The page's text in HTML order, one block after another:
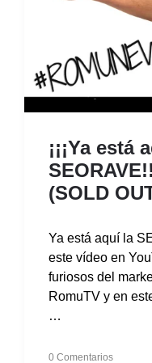
¡¡¡Ya está
(SOLD
Ya está aquí la
este vídeo en
furiosos del
RomuTV y en
…
0 Comentarios